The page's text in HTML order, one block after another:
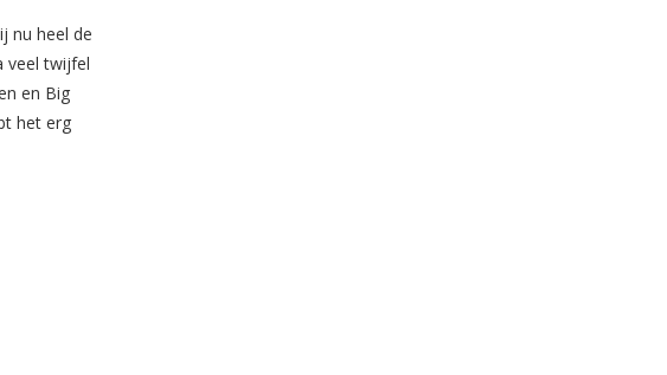
nu heel de
veel twijfel
en Big
het erg